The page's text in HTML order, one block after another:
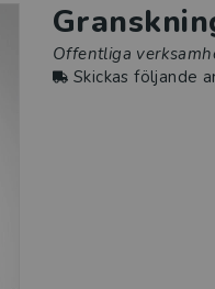
Offentliga
Skickas följande